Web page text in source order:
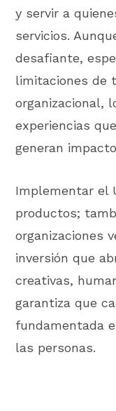
y servir a
servicios.
desafiante,
limitaciones de
organizacional,
experiencias
generan
Implementar el
productos;
organizaciones
inversión que
creativas,
garantiza que
fundamentada
las personas.